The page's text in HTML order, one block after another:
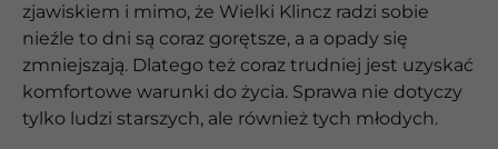
zjawiskiem i mimo, że Wielki Klincz radzi sobie
nieźle to dni są coraz gorętsze, a a opady się
zmniejszają. Dlatego też coraz trudniej jest uzyskać
komfortowe warunki do życia. Sprawa nie dotyczy
tylko ludzi starszych, ale również tych młodych.